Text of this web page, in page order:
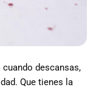
descansas,
Que tienes la